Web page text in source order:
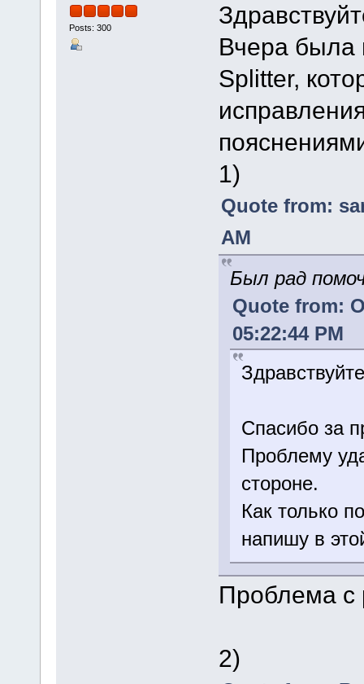
Posts: 300
Вчера была
Splitter,
1)
Quote from:
AM
Был рад
Quote from:
05:22:44 PM
Спасибо за
Проблему
стороне.
Как только
напишу в
Проблема с
2)